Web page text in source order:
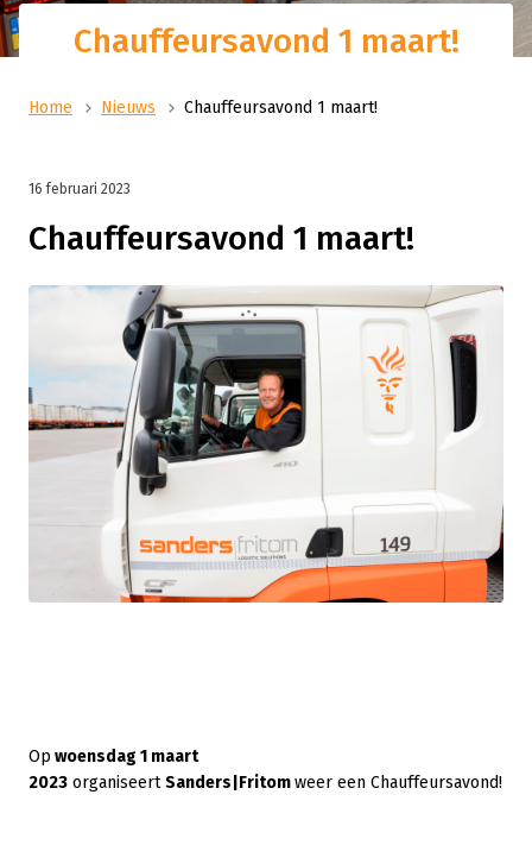
Chauffeursavond 1 maart!
Home Nieuws Chauffeursavond 1 maart!
Chauffeursavond 1 maart!
16 februari 2023
Op woensdag 1 maart
2023 organiseert Sanders|Fritomweer een Chauffeursavond!